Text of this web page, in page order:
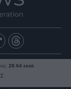
28.64 εκατ.